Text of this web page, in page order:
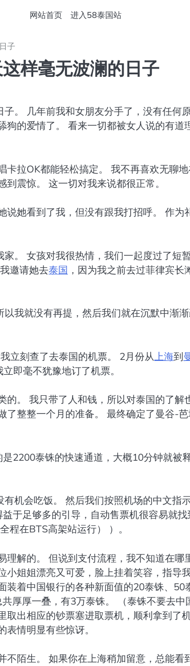
网站首页 进入58泰国站
子
样毫无波澜的日子
。 几年前我和女朋友分手了，没有任何
狗的爱情了。 看来一切都被女人说的有道
卡拉OK都能轻松搞定。 我不再喜欢无聊
震惊。 这一切对我来说都很正常。
说她看到了我，但没有跟我打招呼。 作为
。 女孩对我很热情，我们一起度过了短
邀请她去泰国 ，因为我之前去过菲律宾长
我就没有再提，然后我们就在沉默中渐
立刻查了去泰国的机票。 2月份从 上海到
即毫不犹豫地订了机票。
。 我只带了人和钱，所以对泰国的了解
了整整一个月的准备。 最终确定了曼谷-
2200泰铢的快速通道，大概10分钟就被
机会吃饭。 然后我们按照机场的中文指
于足够多的引导，自动售票机很容易就找
程在BTS高架站运行） ）。
解的。 但说到支付流程，我不知道在哪
小姐姐漂亮又可爱，脸上挂着笑容，指导
装着中国银行的各种新面值的20泰铢、50
厚厚一叠，有3万泰铢。 （泰铢不要去中
取出相应的钞票塞进取票机，顺利拿到了
情明显有些惊讶。
陌生。 如果你在上海稍加留意，总能看